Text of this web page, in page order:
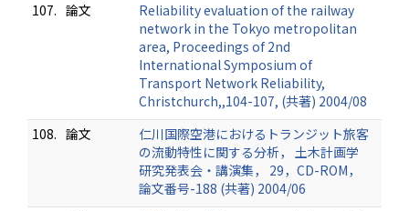
107. 論文
Reliability evaluation of the railway
network in the Tokyo metropolitan
area, Proceedings of 2nd
International Symposium of
Transport Network Reliability,
Christchurch,,104-107, (共著) 2004/08
108. 論文
仁川国際空港におけるトランジット旅客
の流動特性に関する分析， 土木計画学
研究発表会・講演集， 29，CD-ROM，
論文番号-188 (共著) 2004/06